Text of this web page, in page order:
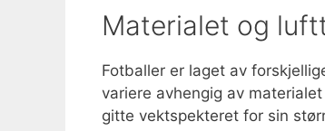
Materialet og
Fotballer er laget av
variere avhengig av
gitte vektspekteret for sin